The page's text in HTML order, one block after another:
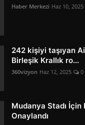
Haber Merkezi Haz 10, 2025
242 kişiyi taşıyan
Birleşik Krallık ro...
360vizyon Haz 12, 2025 0
Mudanya Stadı
Onaylandı